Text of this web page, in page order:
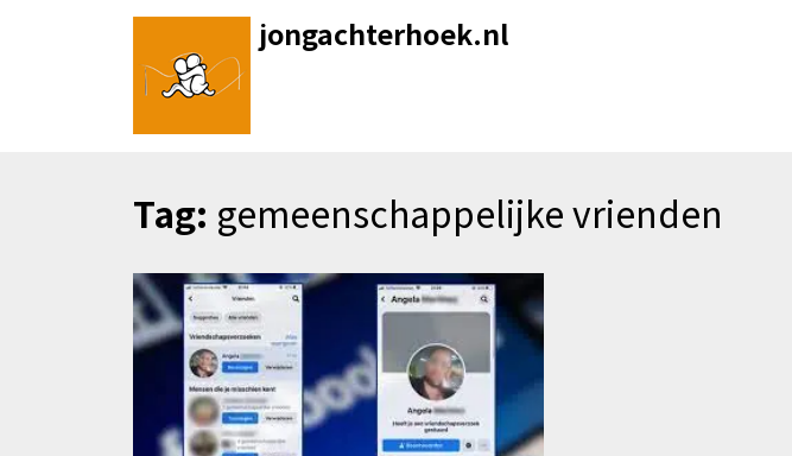
jongachterhoek.nl
Tag: gemeenschappelijke vrienden